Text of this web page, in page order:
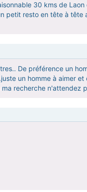
30 kms de Laon
petit resto en tête à tête
De préférence un
un homme à aimer
recherche n'attendez